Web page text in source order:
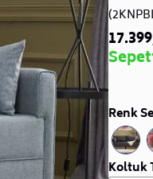
Renk
Koltuk